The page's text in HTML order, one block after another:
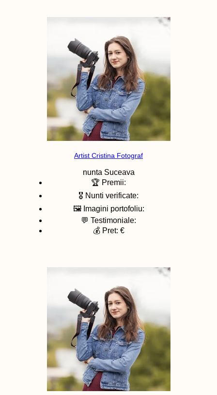
Artist Cristina Fotograf
nunta Suceava
🏆 Premii:
🎖️ Nunti verificate:
🖼️ Imagini portofoliu:
💬 Testimoniale:
💰 Pret: €